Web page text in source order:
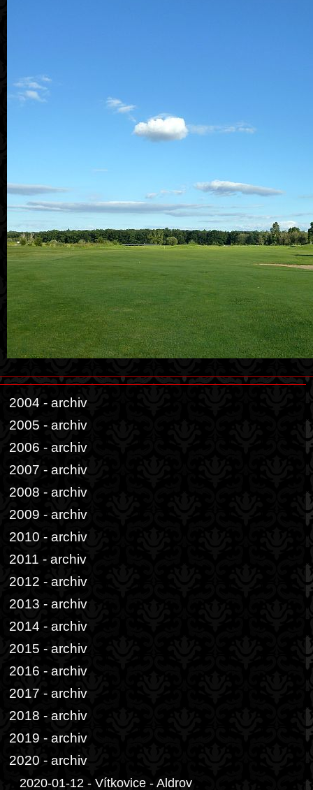
2004 - archiv
2005 - archiv
2006 - archiv
2007 - archiv
2008 - archiv
2009 - archiv
2010 - archiv
2011 - archiv
2012 - archiv
2013 - archiv
2014 - archiv
2015 - archiv
2016 - archiv
2017 - archiv
2018 - archiv
2019 - archiv
2020 - archiv
2020-01-12 - Vítkovice - Aldrov